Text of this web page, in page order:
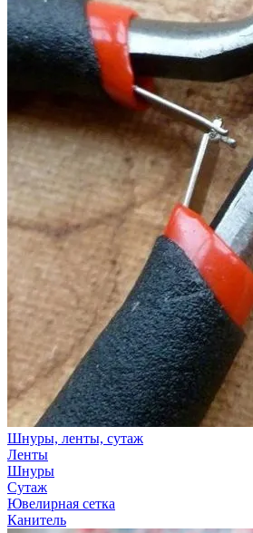
Шнуры, ленты, сутаж
Ленты
Шнуры
Сутаж
Ювелирная сетка
Канитель